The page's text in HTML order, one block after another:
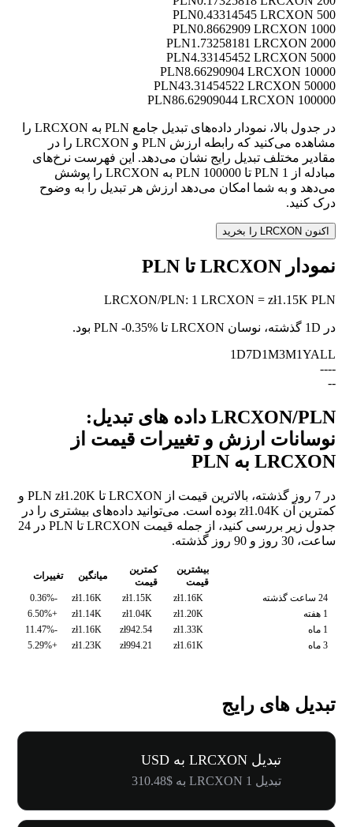
500 PLN
0.43314545 LRCXON
1000 PLN
0.8662909 LRCXON
2000 PLN
1.73258181 LRCXON
5000 PLN
4.33145452 LRCXON
10000 PLN
8.66290904 LRCXON
50000 PLN
43.31454522 LRCXON
100000 PLN
86.62909044 LRCXON
در جدول بالا، نمودار داده‌های تبدیل جامع PLN به LRCXON را
مشاهده می‌کنید که رابطه ارزش PLN و LRCXON را در
مقادیر مختلف تبدیل رایج نشان می‌دهد. این فهرست نرخ‌های
مبادله از 1 PLN تا 100000 PLN به LRCXON را پوشش
می‌دهد و به شما امکان می‌دهد ارزش هر تبدیل را به وضوح
درک کنید.
اکنون LRCXON را بخرید
نمودار LRCXON تا PLN
LRCXON/PLN: 1 LRCXON = zł1.15K PLN
در 1D گذشته، نوسان LRCXON تا PLN -0.35%
بود.
1D7D1M3M1YALL
--
--
--
LRCXON/PLN داده های تبدیل:
نوسانات ارزش و تغییرات قیمت از
LRCXON به PLN
در 7 روز گذشته، بالاترین قیمت از LRCXON تا PLN zł1.20K و
کمترین آن zł1.04K بوده است. می‌توانید داده‌های بیشتری را در
جدول زیر بررسی کنید، از جمله قیمت LRCXON تا PLN در 24
ساعت، 30 روز و 90 روز گذشته.
بیشترین
قیمت
کمترین
قیمت
میانگین
تغییرات
24 ساعت گذشته
zł1.16K
zł1.15K
zł1.16K
-0.36%
1 هفته
zł1.20K
zł1.04K
zł1.14K
+6.50%
1 ماه
zł1.33K
zł942.54
zł1.16K
-11.47%
3 ماه
zł1.61K
zł994.21
zł1.23K
+5.29%
تبدیل های رایج
تبدیل LRCXON به USD
تبدیل 1 LRCXON به $310.48